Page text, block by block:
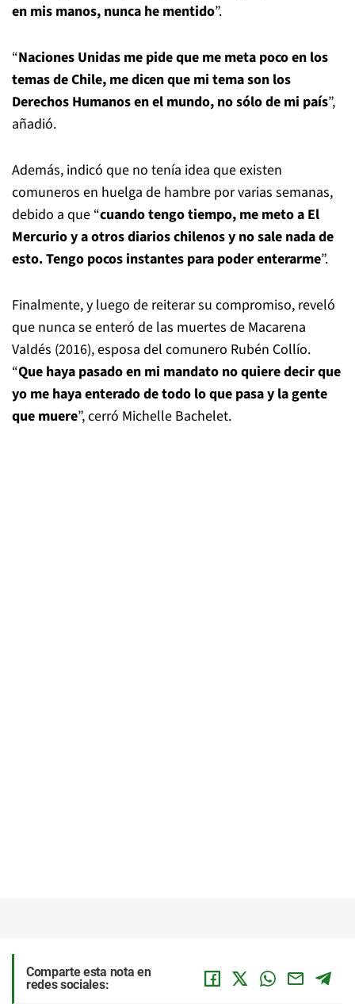
en mis manos, nunca he mentido”.
“Naciones Unidas me pide que me meta poco en los
temas de Chile, me dicen que mi tema son los
Derechos Humanos en el mundo, no sólo de mi país”,
añadió.
Además, indicó que no tenía idea que existen
comuneros en huelga de hambre por varias semanas,
debido a que “cuando tengo tiempo, me meto a El
Mercurio y a otros diarios chilenos y no sale nada de
esto. Tengo pocos instantes para poder enterarme”.
Finalmente, y luego de reiterar su compromiso, reveló
que nunca se enteró de las muertes de Macarena
Valdés (2016), esposa del comunero Rubén Collío.
“Que haya pasado en mi mandato no quiere decir que
yo me haya enterado de todo lo que pasa y la gente
que muere”, cerró Michelle Bachelet.
Comparte esta nota en
redes sociales: